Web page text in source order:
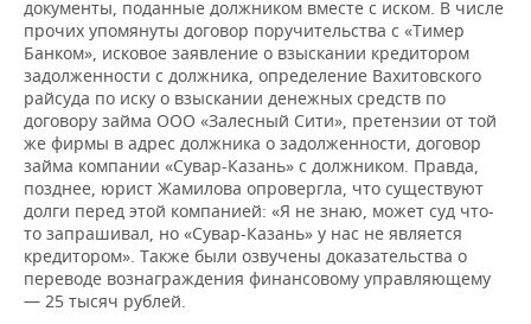
ХОККЕЙ С МЯЧОМ
ПРОИСШЕСТВИЯ
документы, поданные должником вместе с иском. В числе
прочих упомянуты договор поручительства с «Тимер
Банком», исковое заявление о взыскании кредитором
задолженности с должника, определение Вахитовского
райсуда по иску о взыскании денежных средств по
договору займа ООО «Залесный Сити», претензии от той
же фирмы в адрес должника о задолженности, договор
займа компании «Сувар-Казань» с должником. Правда,
позднее, юрист Жамилова опровергла, что существуют
долги перед этой компанией: «Я не знаю, может суд что-
то запрашивал, но «Сувар-Казань» у нас не является
кредитором». Также были озвучены доказательства о
переводе вознаграждения финансовому управляющему
— 25 тысяч рублей.